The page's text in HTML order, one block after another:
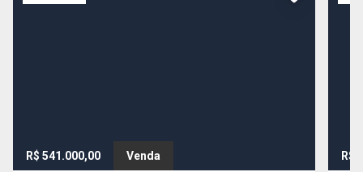
R$ 541.000,00 Venda R$